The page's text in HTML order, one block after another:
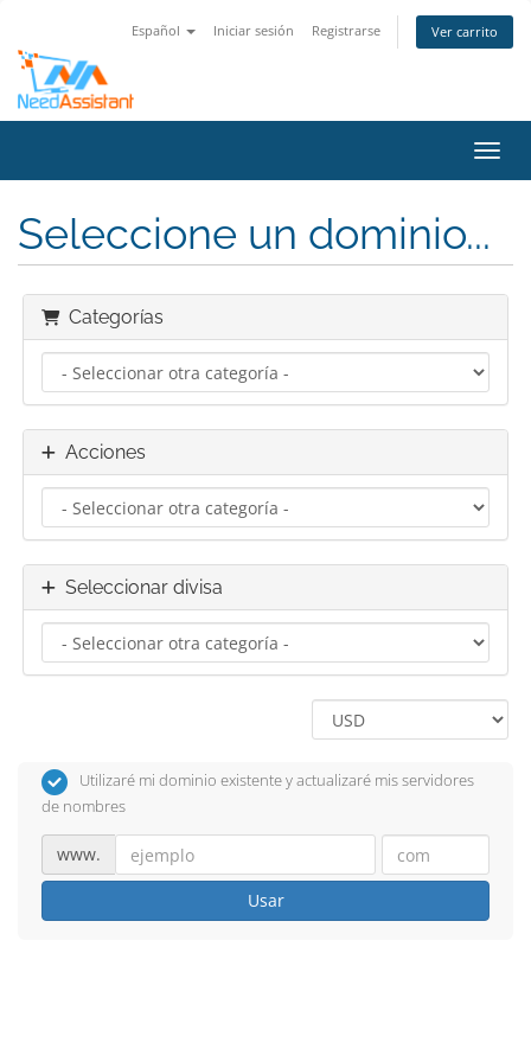
Español Iniciar sesión Registrarse Ver carrito
Seleccione un dominio...
Categorías
Acciones
Seleccionar divisa
Utilizaré mi dominio existente y actualizaré mis servidores
de nombres
www.
Usar